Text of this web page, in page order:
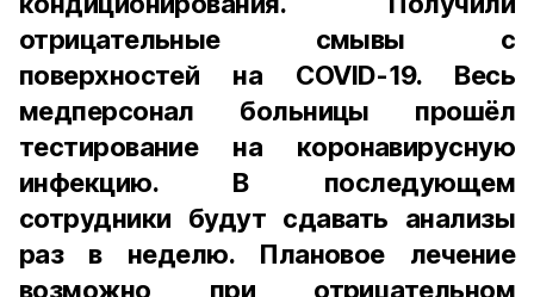
отрицательные смывы с
поверхностей на COVID-19. Весь
медперсонал больницы прошёл
тестирование на коронавирусную
инфекцию. В последующем
сотрудники будут сдавать анализы
раз в неделю. Плановое лечение
возможно при отрицательном